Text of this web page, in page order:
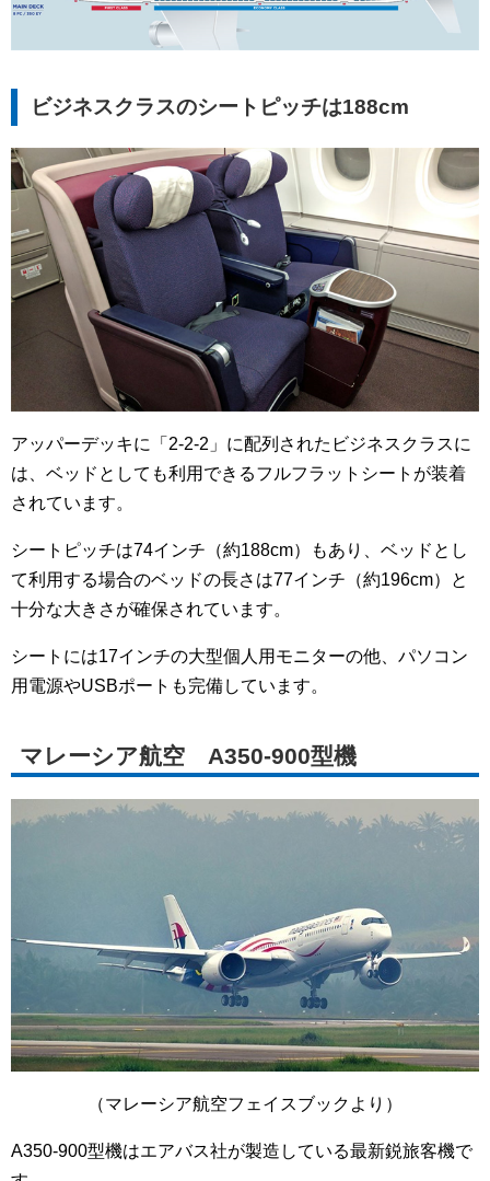
ビジネスクラスのシートピッチは188cm
アッパーデッキに「2-2-2」に配列されたビジネスクラスに
は、ベッドとしても利用できるフルフラットシートが装着
されています。
シートピッチは74インチ（約188cm）もあり、ベッドとし
て利用する場合のベッドの長さは77インチ（約196cm）と
十分な大きさが確保されています。
シートには17インチの大型個人用モニターの他、パソコン
用電源やUSBポートも完備しています。
マレーシア航空 A350-900型機
（マレーシア航空フェイスブックより）
A350-900型機はエアバス社が製造している最新鋭旅客機で